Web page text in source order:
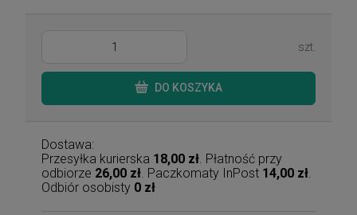
szt.
DO KOSZYKA
Dostawa:
Przesyłka kurierska 18,00 zł . Płatność przy
odbiorze 26,00 zł . Paczkomaty InPost 14,00 zł
Odbiór osobisty 0 zł